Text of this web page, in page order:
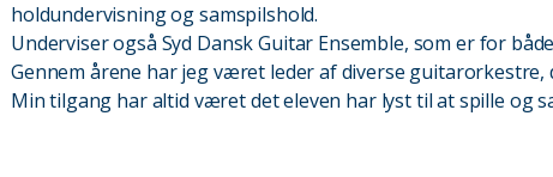
holdundervisning og samspilshold.
Underviser også Syd Dansk Guitar Ensemble, som er for
Gennem årene har jeg været leder af diverse
Min tilgang har altid været det eleven har lyst til at spille og